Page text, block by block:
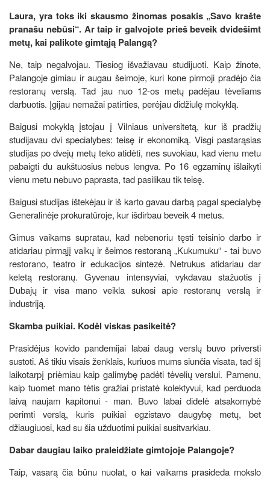
Laura, yra toks iki skausmo žinomas posakis „Savo krašte
pranašu nebūsi“. Ar taip ir galvojote prieš beveik dvidešimt
metų, kai palikote gimtąją Palangą?
Ne, taip negalvojau. Tiesiog išvažiavau studijuoti. Kaip žinote,
Palangoje gimiau ir augau šeimoje, kuri kone pirmoji pradėjo čia
restoranų verslą. Tad jau nuo 12-os metų padėjau tėveliams
darbuotis. Įgijau nemažai patirties, perėjau didžiulę mokyklą.
Baigusi mokyklą įstojau į Vilniaus universitetą, kur iš pradžių
studijavau dvi specialybes: teisę ir ekonomiką. Visgi pastarąsias
studijas po dvejų metų teko atidėti, nes suvokiau, kad vienu metu
pabaigti du aukštuosius nebus lengva. Po 16 egzaminų išlaikyti
vienu metu nebuvo paprasta, tad pasilikau tik teisę.
Baigusi studijas ištekėjau ir iš karto gavau darbą pagal specialybę
Generalinėje prokuratūroje, kur išdirbau beveik 4 metus.
Gimus vaikams supratau, kad nebenoriu tęsti teisinio darbo ir
atidariau pirmąjį vaikų ir šeimos restoraną „Kukumuku“ - tai buvo
restorano, teatro ir edukacijos sintezė. Netrukus atidariau dar
keletą restoranų. Gyvenau intensyviai, vykdavau stažuotis į
Dubajų ir visa mano veikla sukosi apie restoranų verslą ir
industriją.
Skamba puikiai. Kodėl viskas pasikeitė?
Prasidėjus kovido pandemijai labai daug verslų buvo priversti
sustoti. Aš tikiu visais ženklais, kuriuos mums siunčia visata, tad šį
laikotarpį priėmiau kaip galimybę padėti tėvelių verslui. Pamenu,
kaip tuomet mano tėtis gražiai pristatė kolektyvui, kad perduoda
laivą naujam kapitonui - man. Buvo labai didelė atsakomybė
perimti verslą, kuris puikiai egzistavo daugybę metų, bet
džiaugiuosi, kad su šia užduotimi puikiai susitvarkiau.
Dabar daugiau laiko praleidžiate gimtojoje Palangoje?
Taip, vasarą čia būnu nuolat, o kai vaikams prasideda mokslo